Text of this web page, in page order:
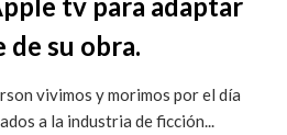
de su obra.
vivimos y morimos por el día
a la industria de ficción...